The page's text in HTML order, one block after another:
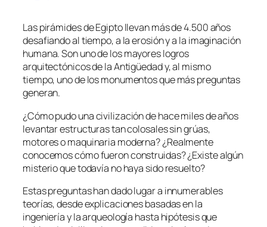
Las pirámides de Egipto llevan más de 4.500 años
desafiando al tiempo, a la erosión y a la imaginación
humana. Son uno de los mayores logros
arquitectónicos de la Antigüedad y, al mismo
tiempo, uno de los monumentos que más preguntas
generan.
¿Cómo pudo una civilización de hace miles de años
levantar estructuras tan colosales sin grúas,
motores o maquinaria moderna? ¿Realmente
conocemos cómo fueron construidas? ¿Existe algún
misterio que todavía no haya sido resuelto?
Estas preguntas han dado lugar a innumerables
teorías, desde explicaciones basadas en la
ingeniería y la arqueología hasta hipótesis que